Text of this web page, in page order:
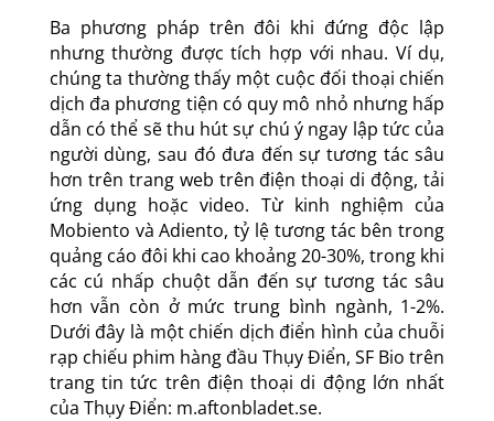
Ba phương pháp trên đôi khi đứng độc lập
nhưng thường được tích hợp với nhau. Ví dụ,
chúng ta thường thấy một cuộc đối thoại chiến
dịch đa phương tiện có quy mô nhỏ nhưng hấp
dẫn có thể sẽ thu hút sự chú ý ngay lập tức của
người dùng, sau đó đưa đến sự tương tác sâu
hơn trên trang web trên điện thoại di động, tải
ứng dụng hoặc video. Từ kinh nghiệm của
Mobiento và Adiento, tỷ lệ tương tác bên trong
quảng cáo đôi khi cao khoảng 20-30%, trong khi
các cú nhấp chuột dẫn đến sự tương tác sâu
hơn vẫn còn ở mức trung bình ngành, 1-2%.
Dưới đây là một chiến dịch điển hình của chuỗi
rạp chiếu phim hàng đầu Thụy Điển, SF Bio trên
trang tin tức trên điện thoại di động lớn nhất
của Thụy Điển: m.aftonbladet.se.